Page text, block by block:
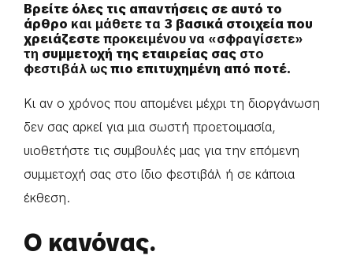
Βρείτε όλες τις απαντήσεις σε αυτό το
άρθρο και μάθετε τα 3 βασικά στοιχεία που
χρειάζεστεπροκειμένου να «σφραγίσετε»
τη συμμετοχή της εταιρείας σας στο
φεστιβάλ ωςπιο επιτυχημένη από ποτέ.
Κι αν ο χρόνος που απομένει μέχρι τη διοργάνωση
δεν σας αρκεί για μια σωστή προετοιμασία,
υιοθετήστε τις συμβουλές μας για την επόμενη
συμμετοχή σας στο ίδιο φεστιβάλ ή σε κάποια
έκθεση.
Ο κανόνας.